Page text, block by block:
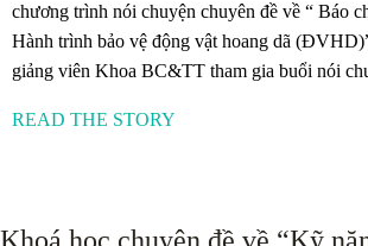
chương trình nói chuyện chuyên đề về “ Báo
Hành trình bảo vệ động vật hoang dã
giảng viên Khoa BC&TT tham gia buổi nói
READ THE STORY